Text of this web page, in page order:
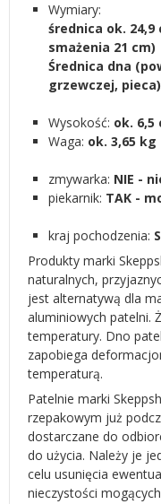
Wymiary:
średnica ok.
smażenia 21 cm)
Średnica dna
grzewczej,
Wysokość: ok. 6,5
Waga: ok. 3,65 kg
zmywarka: NIE - n
piekarnik: TAK -
kraj pochodzenia:
Produkty marki
naturalnych,
jest alternatywą dla
aluminiowych patelni.
temperatury. Dno
zapobiega
temperaturą.
Patelnie marki
rzepakowym już
dostarczane do
do użycia. Należy je
celu usunięcia
nieczystości